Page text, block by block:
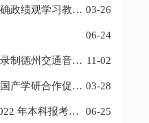
03-26
06-24
11-02
03-28
06-25